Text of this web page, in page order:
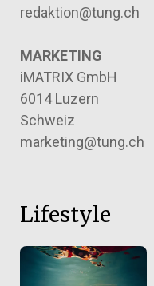
redaktion@tung.ch
MARKETING
iMATRIX GmbH
6014 Luzern
Schweiz
marketing@tung.ch
Lifestyle